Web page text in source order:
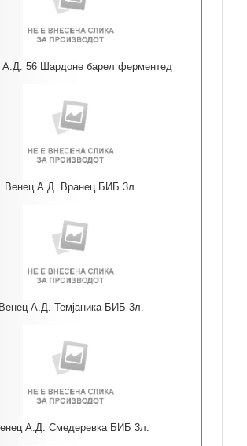
А.Д. 56 Шардоне барел ферментед
Венец А.Д. Вранец БИБ 3л.
Венец А.Д. Темјаника БИБ 3л.
А.Д. Смедеревка БИБ 3л.